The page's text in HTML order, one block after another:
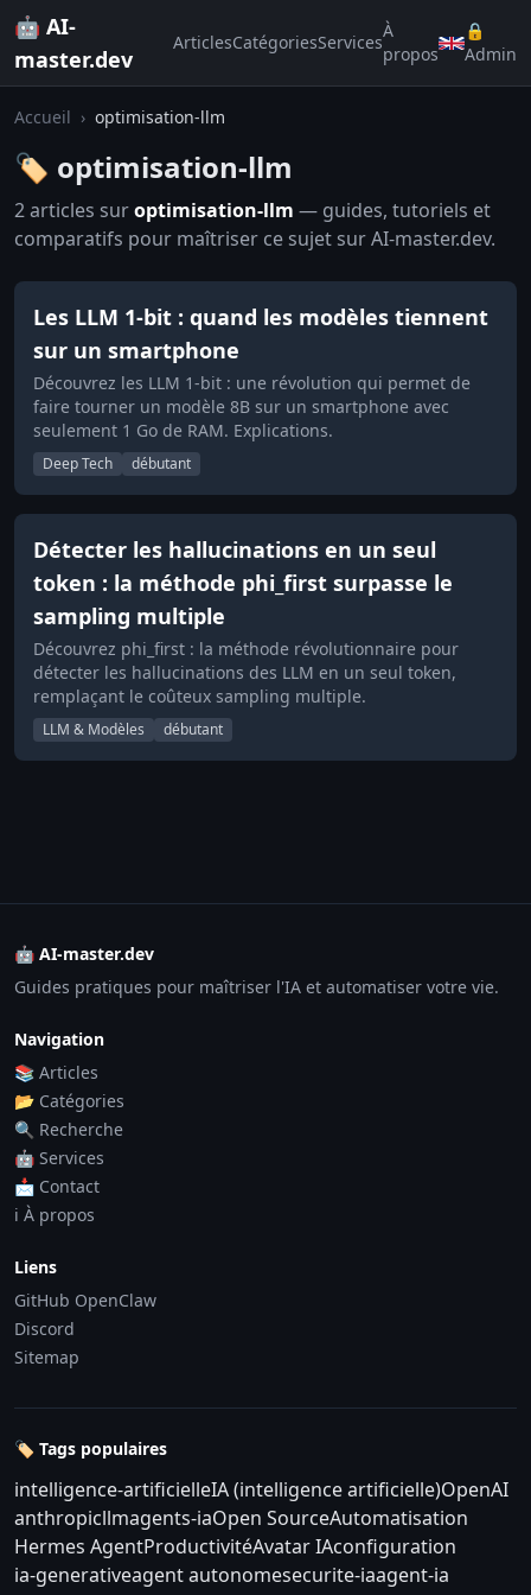
🤖 AI-
master.dev
ArticlesCatégoriesServices
À
propos
🔒
Admin
Accueil › optimisation-llm
🏷️ optimisation-llm
2 articles suroptimisation-llm — guides, tutoriels et
comparatifs pour maîtriser ce sujet sur AI-master.dev.
Les LLM 1-bit : quand les modèles tiennent
sur un smartphone
Découvrez les LLM 1-bit : une révolution qui permet de
faire tourner un modèle 8B sur un smartphone avec
seulement 1 Go de RAM. Explications.
Deep Tech débutant
Détecter les hallucinations en un seul
token : la méthode phi_first surpasse le
sampling multiple
Découvrez phi_first : la méthode révolutionnaire pour
détecter les hallucinations des LLM en un seul token,
remplaçant le coûteux sampling multiple.
LLM & Modèles débutant
🤖 AI-master.dev
Guides pratiques pour maîtriser l'IA et automatiser votre vie.
Navigation
📚 Articles
📂 Catégories
🔍 Recherche
🤖 Services
📩 Contact
ℹ️ À propos
Liens
GitHub OpenClaw
Discord
Sitemap
🏷️ Tags populaires
intelligence-artificielleIA (intelligence artificielle)OpenAI
anthropicllmagents-iaOpen SourceAutomatisation
Hermes AgentProductivitéAvatar IAconfiguration
ia-generativeagent autonomesecurite-iaagent-ia